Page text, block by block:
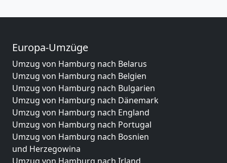
Europa-Umzüge
Umzug von Hamburg nach Belarus
Umzug von Hamburg nach Belgien
Umzug von Hamburg nach Bulgarien
Umzug von Hamburg nach Dänemark
Umzug von Hamburg nach England
Umzug von Hamburg nach Portugal
Umzug von Hamburg nach Bosnien
und Herzegowina
Umzug von Hamburg nach Irland